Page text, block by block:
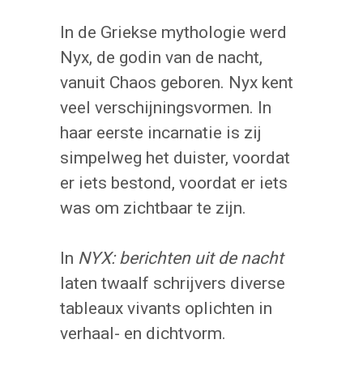
In de Griekse mythologie werd
Nyx, de godin van de nacht,
vanuit Chaos geboren. Nyx kent
veel verschijningsvormen. In
haar eerste incarnatie is zij
simpelweg het duister, voordat
er iets bestond, voordat er iets
was om zichtbaar te zijn.
In NYX: berichten uit de nacht
laten twaalf schrijvers diverse
tableaux vivants oplichten in
verhaal- en dichtvorm.